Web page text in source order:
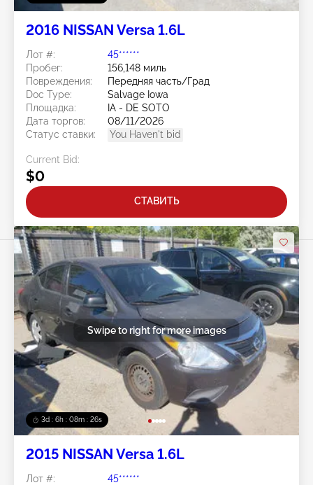
2016 NISSAN Versa 1.6L
Лот #:
45******
Пробег:
156,148 миль
Повреждения:
Передняя часть/Град
Doc Type:
Salvage Iowa
Площадка:
IA - DE SOTO
Дата торгов:
08/11/2026
Статус ставки:
You Haven't bid
Current Bid:
$0
СТАВИТЬ
3d : 6h : 08m : 24s
Swipe to right for more images
2015 NISSAN Versa 1.6L
Лот #:
45******